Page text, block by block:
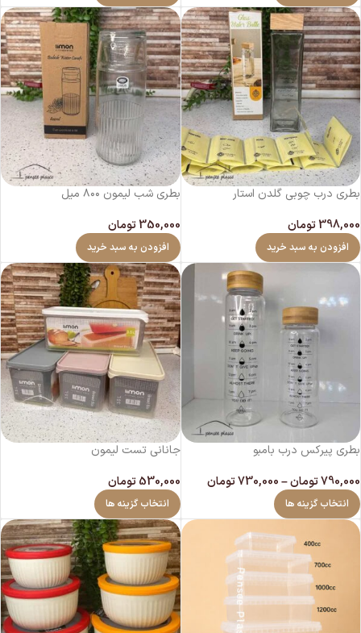
بطری درب چوبی گلدن استار
398,000تومان
افزودن به سبد خرید
بطری شب لیمون ۸۰۰ میل
350,000تومان
افزودن به سبد خرید
بطری پیرکس درب بامبو
790,000تومان–
730,000تومان
انتخاب گزینه ها
جانانی تست لیمون
530,000 تومان
انتخاب گزینه ها